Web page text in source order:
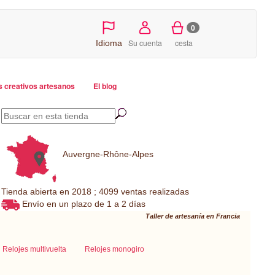
Idioma Su cuenta
0
cesta
creativos artesanos El blog
Auvergne-Rhône-Alpes
Tienda abierta en 2018 ; 4099 ventas realizadas
Envío en un plazo de 1 a 2 días
Taller de artesanía en Francia
Relojes multivuelta Relojes monogiro